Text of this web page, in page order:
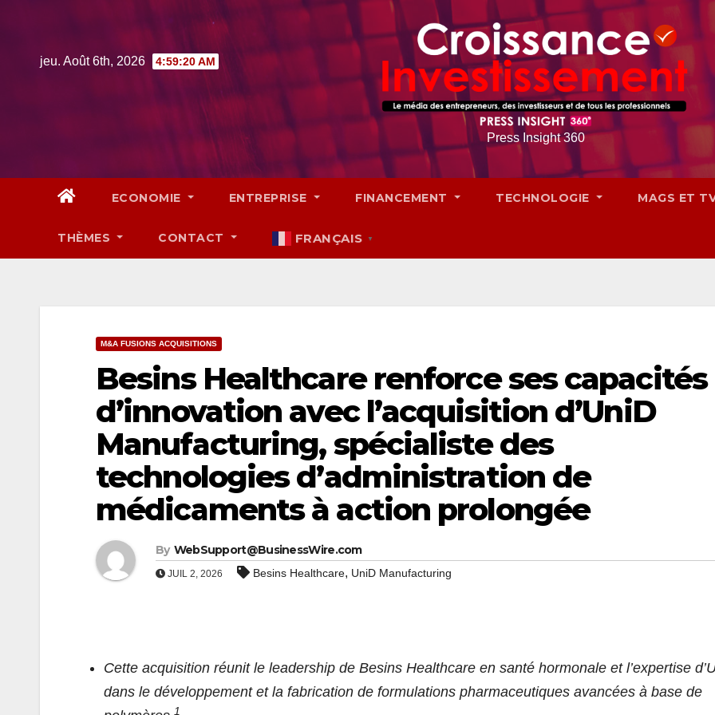
jeu. Août 6th, 2026 4:59:21 AM
Press Insight 360
ECONOMIE ENTREPRISE FINANCEMENT TECHNOLOGIE MAGS ET
THÈMES CONTACT FRANÇAIS ▼
M&A FUSIONS ACQUISITIONS
Besins Healthcare renforce ses capacités
d’innovation avec l’acquisition d’UniD
Manufacturing, spécialiste des
technologies d’administration de
médicaments à action prolongée
By WebSupport@BusinessWire.com
JUIL 2, 2026 Besins Healthcare, UniD Manufacturing
Cette acquisition réunit le leadership de Besins Healthcare en santé hormonale et l’expertise
dans le développement et la fabrication de formulations pharmaceutiques avancées à base de
1